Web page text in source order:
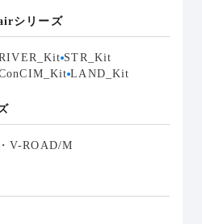
シリーズ
STR_Kit
LAND_Kit
V-ROAD/M